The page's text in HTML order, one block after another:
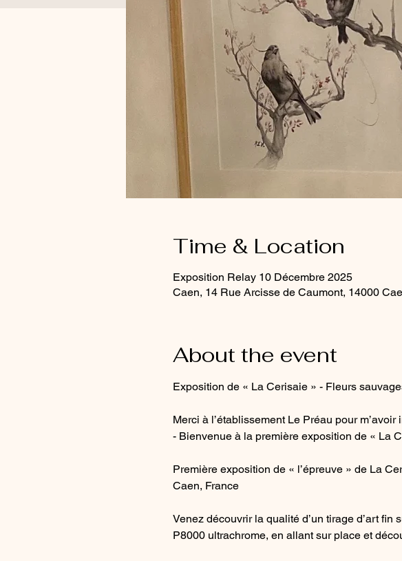
Time & Location
Exposition Relay 10 Décembre 2025
Caen, 14 Rue Arcisse de Caumont, 14000
About the event
Exposition de « La Cerisaie » - Fleurs
Merci à l’établissement Le Préau pour
- Bienvenue à la première exposition de « La
Première exposition de « l’épreuve » de La
Caen, France
Venez découvrir la qualité d’un tirage d’art
P8000 ultrachrome, en allant sur place et